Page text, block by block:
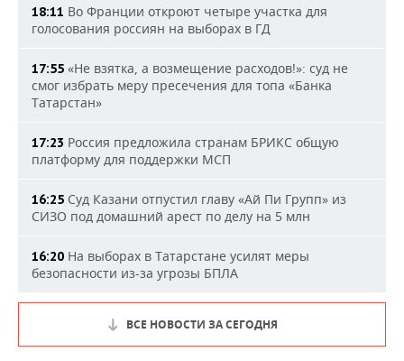
18:11 Во Франции откроют четыре участка для
голосования россиян на выборах в ГД
17:55 «Не взятка, а возмещение расходов!»: суд не
смог избрать меру пресечения для топа «Банка
Татарстан»
17:23 Россия предложила странам БРИКС общую
платформу для поддержки МСП
16:25 Суд Казани отпустил главу «Ай Пи Групп» из
СИЗО под домашний арест по делу на 5 млн
16:20 На выборах в Татарстане усилят меры
безопасности из-за угрозы БПЛА
ВСЕ НОВОСТИ ЗА СЕГОДНЯ